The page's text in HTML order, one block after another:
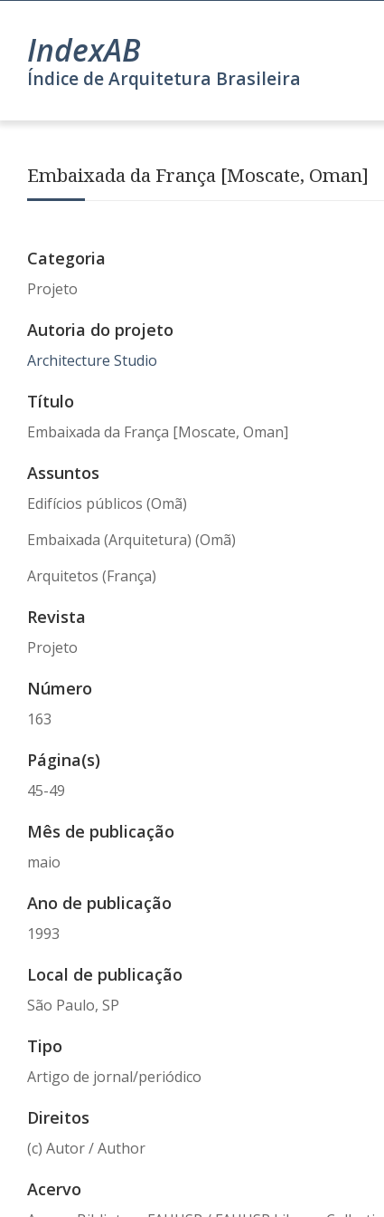
IndexAB
Índice de Arquitetura Brasileira
Embaixada da França [Moscate, Oman]
Categoria
Projeto
Autoria do projeto
Architecture Studio
Título
Embaixada da França [Moscate, Oman]
Assuntos
Edifícios públicos (Omã)
Embaixada (Arquitetura) (Omã)
Arquitetos (França)
Revista
Projeto
Número
163
Página(s)
45-49
Mês de publicação
maio
Ano de publicação
1993
Local de publicação
São Paulo, SP
Tipo
Artigo de jornal/periódico
Direitos
(c) Autor / Author
Acervo